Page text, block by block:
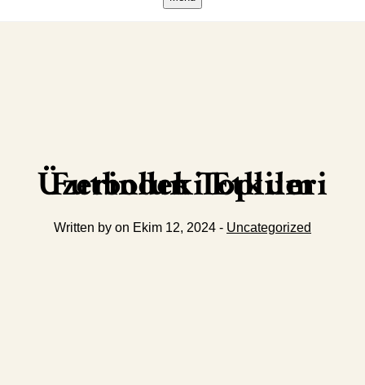
Futbolun Toplum Üzerindeki Etkileri
Written by on Ekim 12, 2024 - Uncategorized